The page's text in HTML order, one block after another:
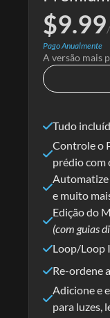
$9.99
Pago Anualmente
A versão mais
Tudo
Controle o
prédio com
Automatize
e muito
Edição do
(com guias
Loop/Loop
Re-ordene
Adicione e
para luzes,